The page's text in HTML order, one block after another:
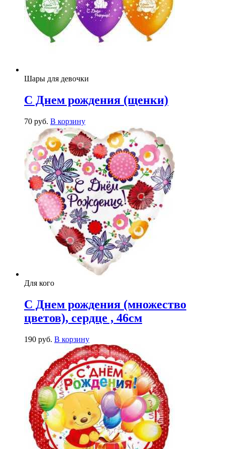
Шары для девочки
С Днем рождения (щенки)
70 руб. В корзину
Для кого
С Днем рождения (множество
цветов), сердце , 46см
190 руб. В корзину